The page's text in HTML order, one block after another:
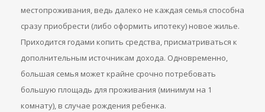
местопроживания, ведь далеко не каждая семья способна
сразу приобрести (либо оформить ипотеку) новое жилье.
Приходится годами копить средства, присматриваться к
дополнительным источникам дохода. Одновременно,
большая семья может крайне срочно потребовать
большую площадь для проживания (минимум на 1
комнату), в случае рождения ребенка.